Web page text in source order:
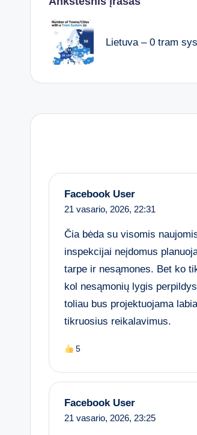
Post
navigation
Lietuva – 0 tram
Facebook User
21 vasario, 2026, 22:31
Čia bėda su visomis
inspekcijai neįdomus
tarpe ir nesąmones. Bet ko
kol nesąmonių lygis
toliau bus projektuojama
tikruosius reikalavimus.
5
Facebook User
21 vasario, 2026, 23:25